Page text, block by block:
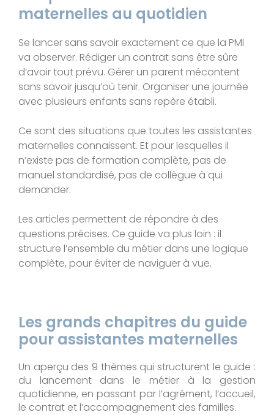
maternelles au quotidien
Se lancer sans savoir exactement ce que la PMI
va observer. Rédiger un contrat sans être sûre
d’avoir tout prévu. Gérer un parent mécontent
sans savoir jusqu’où tenir. Organiser une journée
avec plusieurs enfants sans repère établi.
Ce sont des situations que toutes les assistantes
maternelles connaissent. Et pour lesquelles il
n’existe pas de formation complète, pas de
manuel standardisé, pas de collègue à qui
demander.
Les articles permettent de répondre à des
questions précises. Ce guide va plus loin : il
structure l’ensemble du métier dans une logique
complète, pour éviter de naviguer à vue.
Les grands chapitres du guide
pour assistantes maternelles
Un aperçu des 9 thèmes qui structurent le guide :
du lancement dans le métier à la gestion
quotidienne, en passant par l’agrément, l’accueil,
le contrat et l’accompagnement des familles.